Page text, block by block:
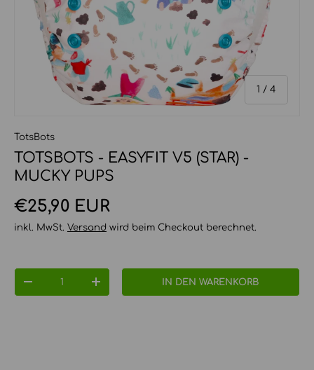
1 / von
4
TotsBots
TOTSBOTS - EASYFIT V5 (STAR) -
MUCKY PUPS
Normaler Preis
€25,90 EUR
inkl. MwSt. Versand wird beim Checkout berechnet.
MENGE VERRINGERNMENGE ERHÖHENIN DEN WARENKORB